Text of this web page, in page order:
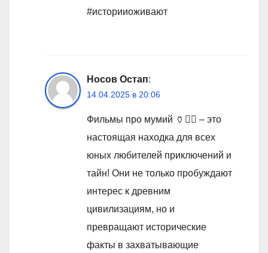
#историиоживают
Носов Остап:
14.04.2025 в 20:06
Фильмы про мумий 🏺🧟‍♂️ – это
настоящая находка для всех
юных любителей приключений и
тайн! Они не только пробуждают
интерес к древним
цивилизациям, но и
превращают исторические
факты в захватывающие